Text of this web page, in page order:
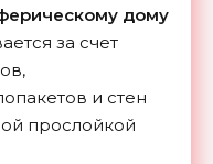
дому
за счет
и стен
прослойкой